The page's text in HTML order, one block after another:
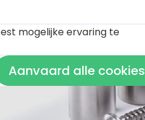
mogelijke ervaring te
Aanvaard alle cookies